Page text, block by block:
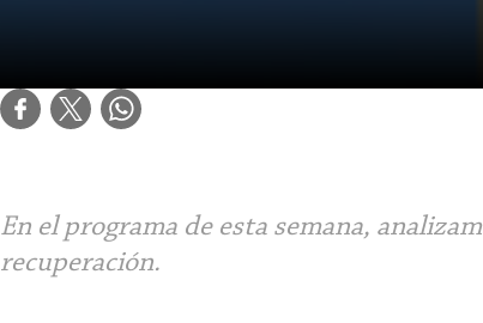
En el programa de esta semana,
recuperación.